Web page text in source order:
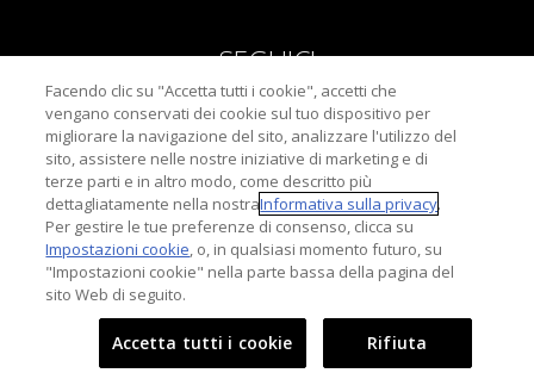
SEGUICI
Informativa sulla Privacy
Termini di u
Importanti Informazioni Sulla Sicurezza
Lumenis Be (Italy) S.r.l. Tutti i diritti
Facendo clic su "Accetta tutti i cookie", accetti che
vengano conservati dei cookie sul tuo dispositivo per
migliorare la navigazione del sito, analizzare l'utilizzo del
sito, assistere nelle nostre iniziative di marketing e di
terze parti e in altro modo, come descritto più
dettagliatamente nella nostraInformativa sulla privacy.
Per gestire le tue preferenze di consenso, clicca su
Impostazioni cookie, o, in qualsiasi momento futuro, su
"Impostazioni cookie" nella parte bassa della pagina del
sito Web di seguito.
Rifiuta
Accetta tutti i cookie